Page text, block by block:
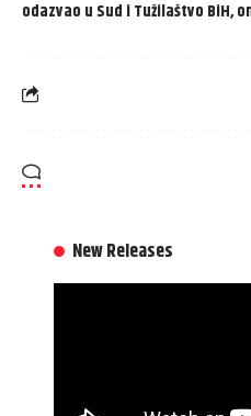
odazvao u Sud i Tužilaštvo BiH,
New Releases